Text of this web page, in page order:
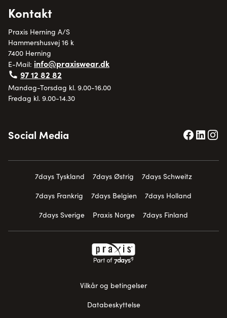
Kontakt
Praxis Herning A/S
Hammershusvej 16 k
7400 Herning
E-Mail: info@praxiswear.dk
97 12 82 82
Mandag-Torsdag kl. 9.00-16.00
Fredag kl. 9.00-14.30
Social Media
7days Tyskland 7days Østrig
7days Schweitz
7days Frankrig
7days Belgien
7days Holland
7days Sverige
Praxis Norge 7days Finland
Vilkår og betingelser
Databeskyttelse